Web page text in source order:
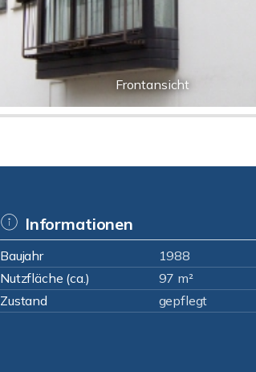
Frontansicht
Informationen
Baujahr 1988
Nutzfläche (ca.)
97 m²
Zustand
gepflegt